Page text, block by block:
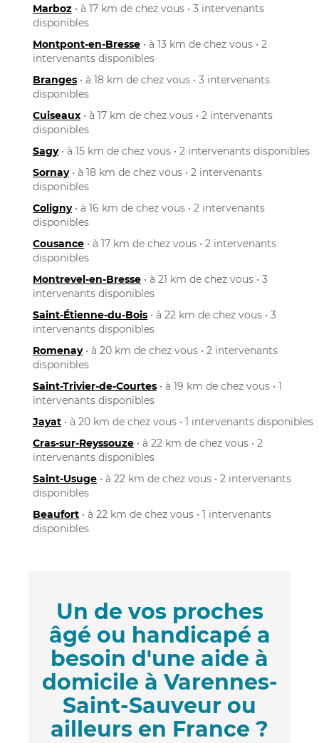
Marboz • à 17 km de chez vous • 3 intervenants
disponibles
Montpont-en-Bresse • à 13 km de chez vous • 2
intervenants disponibles
Branges • à 18 km de chez vous • 3 intervenants
disponibles
Cuiseaux • à 17 km de chez vous • 2 intervenants
disponibles
Sagy• à 15 km de chez vous • 2 intervenants disponibles
Sornay• à 18 km de chez vous • 2 intervenants
disponibles
Coligny• à 16 km de chez vous • 2 intervenants
disponibles
Cousance • à 17 km de chez vous • 2 intervenants
disponibles
Montrevel-en-Bresse • à 21 km de chez vous • 3
intervenants disponibles
Saint-Étienne-du-Bois • à 22 km de chez vous • 3
intervenants disponibles
Romenay• à 20 km de chez vous • 2 intervenants
disponibles
Saint-Trivier-de-Courtes • à 19 km de chez vous • 1
intervenants disponibles
Jayat • à 20 km de chez vous • 1 intervenants disponibles
Cras-sur-Reyssouze • à 22 km de chez vous • 2
intervenants disponibles
Saint-Usuge • à 22 km de chez vous • 2 intervenants
disponibles
Beaufort • à 22 km de chez vous • 1 intervenants
disponibles
Un de vos proches
âgé ou handicapé a
besoin d'une aide à
domicile à Varennes-
Saint-Sauveur ou
ailleurs en France ?